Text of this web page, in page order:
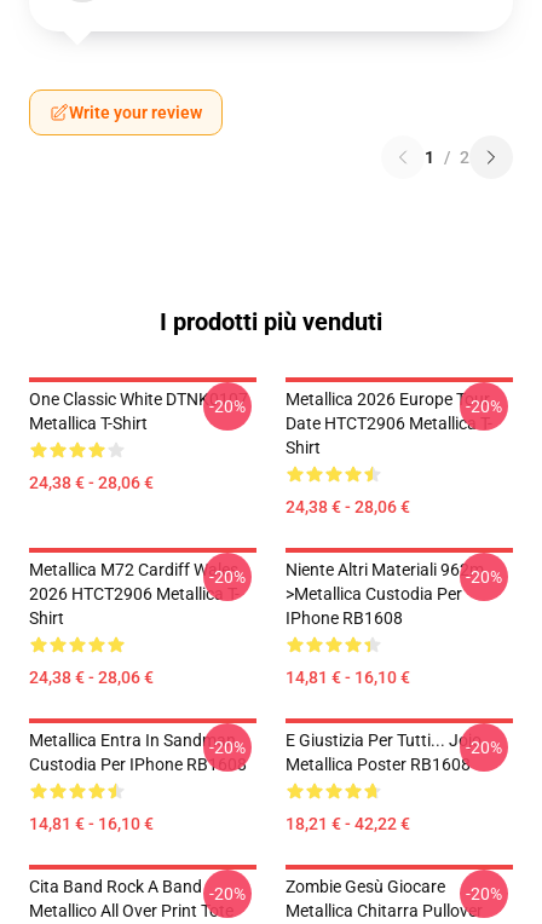
Write your review
1 / 2
I prodotti più venduti
One Classic White DTNK0107
Metallica T-Shirt
24,38 € - 28,06 €
-20%
Metallica 2026 Europe Tour
Date HTCT2906 Metallica T-
Shirt
24,38 € - 28,06 €
-20%
Metallica M72 Cardiff Wales
2026 HTCT2906 Metallica T-
Shirt
24,38 € - 28,06 €
-20%
Niente Altri Materiali 962m
>metallica Custodia Per
IPhone RB1608
14,81 € - 16,10 €
-20%
Metallica Entra In Sandman
Custodia Per IPhone RB1608
14,81 € - 16,10 €
-20%
E Giustizia Per Tutti... Jojo
Metallica Poster RB1608
18,21 € - 42,22 €
-20%
Cita Band Rock A Band
Metallico All Over Print Tote
-20%
Zombie Gesù Giocare
Metallica Chitarra Pullover
-20%